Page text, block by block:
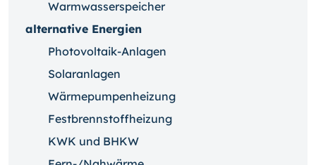
Warmwasserspeicher
alternative Energien
Photovoltaik-Anlagen
Solaranlagen
Wärmepumpenheizung
Festbrennstoffheizung
KWK und BHKW